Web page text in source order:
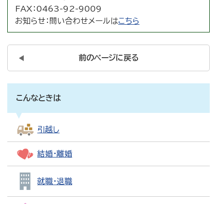
FAX： 0463-92-9009
お知らせ： 問い合わせメールはこちら
前のページに戻る
こんなときは
引越し
結婚・離婚
就職・退職